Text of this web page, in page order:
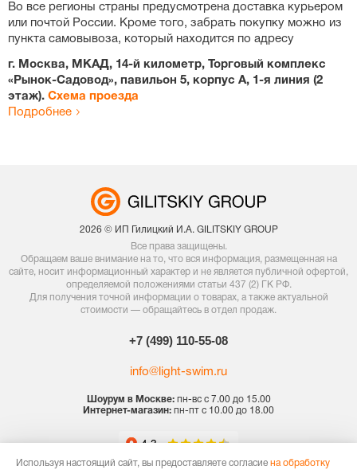
Во все регионы страны предусмотрена доставка курьером
или почтой России. Кроме того, забрать покупку можно из
пункта самовывоза, который находится по адресу
г. Москва, МКАД, 14-й километр, Торговый комплекс
«Рынок-Садовод», павильон 5, корпус А, 1-я линия (2
этаж). Схема проезда
Подробнее
2026 © ИП Гилицкий И.А. GILITSKIY GROUP
Все права защищены.
Обращаем ваше внимание на то, что вся информация, размещенная на
сайте, носит информационный характер и не является публичной офертой,
определяемой положениями статьи 437 (2) ГК РФ.
Для получения точной информации о товарах, а также актуальной
стоимости — обращайтесь в отдел продаж.
+7 (499) 110-55-08
info@light-swim.ru
Шоурум в Москве:пн-вс с 7.00 до 15.00
Интернет-магазин: пн-пт с 10.00 до 18.00
Используя настоящий сайт, вы предоставляете согласие на обработку